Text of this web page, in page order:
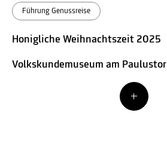
Führung Genussreise
Honigliche Weihnachtszeit 2025
Volkskundemuseum am Paulustor